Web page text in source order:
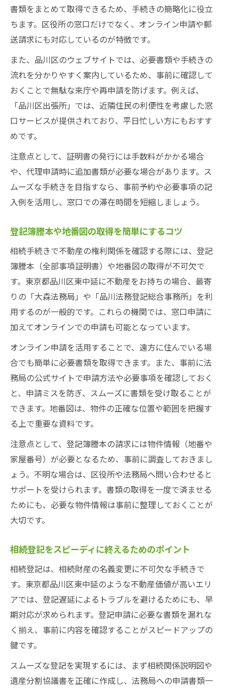
書類をまとめて取得できるため、手続きの簡略化に役立
ちます。区役所の窓口だけでなく、オンライン申請や郵
送請求にも対応しているのが特徴です。
また、品川区のウェブサイトでは、必要書類や手続きの
流れを分かりやすく案内しているため、事前に確認して
おくことで無駄な来庁や再申請を防げます。例えば、
「品川区出張所」では、近隣住民の利便性を考慮した窓
口サービスが提供されており、平日忙しい方にもおすす
めです。
注意点として、証明書の発行には手数料がかかる場合
や、代理申請時に追加書類が必要な場合があります。ス
ムーズな手続きを目指すなら、事前予約や必要事項の記
入例を活用し、窓口での滞在時間を短縮しましょう。
登記簿謄本や地番図の取得を簡単にするコツ
相続手続きで不動産の権利関係を確認する際には、登記
簿謄本（全部事項証明書）や地番図の取得が不可欠で
す。東京都品川区東中延に不動産をお持ちの場合、最寄
りの「大森法務局」や「品川法務登記総合事務所」を利
用するのが一般的です。これらの機関では、窓口申請に
加えてオンラインでの申請も可能となっています。
オンライン申請を活用することで、遠方に住んでいる場
合でも簡単に必要書類を取得できます。また、事前に法
務局の公式サイトで申請方法や必要事項を確認しておく
と、申請ミスを防ぎ、スムーズに書類を受け取ることが
できます。地番図は、物件の正確な位置や範囲を把握す
る上で重要な資料です。
注意点として、登記簿謄本の請求には物件情報（地番や
家屋番号）が必要となるため、事前に調査しておきまし
ょう。不明な場合は、区役所や法務局へ問い合わせると
サポートを受けられます。書類の取得を一度で済ませる
ためにも、必要な物件情報は事前に整理しておくことが
大切です。
相続登記をスピーディに終えるためのポイント
相続登記は、相続財産の名義変更に不可欠な手続きで
す。東京都品川区東中延のような不動産価値が高いエリ
アでは、登記遅延によるトラブルを避けるためにも、早
期対応が求められます。登記申請に必要な書類を漏れな
く揃え、事前に内容を確認することがスピードアップの
鍵です。
スムーズな登記を実現するには、まず相続関係説明図や
遺産分割協議書を正確に作成し、法務局への申請書類一